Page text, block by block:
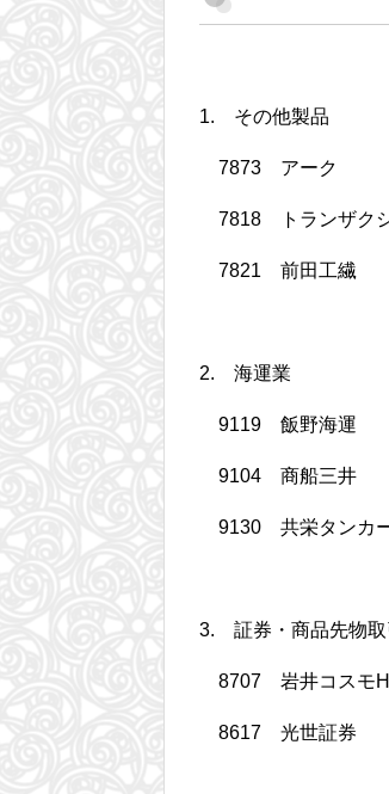
1. その他製品
7873 アーク
7818 トランザク
7821 前田工繊
2. 海運業
9119 飯野海運
9104 商船三井
9130 共栄タンカ
3. 証券・商品先物取
8707 岩井コスモ
8617 光世証券